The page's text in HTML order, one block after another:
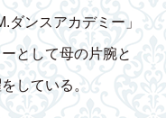
ダンスアカデミー」
として母の片腕と
している。